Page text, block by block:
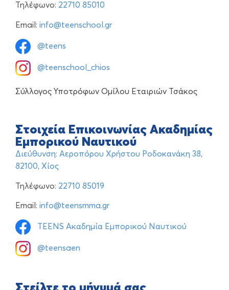
Τηλέφωνο: 22710 85010
Email: info@teenschool.gr
@teens
@teenschool_chios
Σύλλογος Υποτρόφων Ομίλου Εταιριών Τσάκος
Στοιχεία Επικοινωνίας Ακαδημίας
Εμπορικού Ναυτικού
Διεύθυνση: Αεροπόρου Χρήστου Ροδοκανάκη 38,
82100, Χίος
Τηλέφωνο: 22710 85019
Email: info@teensmma.gr
TEENS Ακαδημία Εμπορικού Ναυτικού
@teensaen